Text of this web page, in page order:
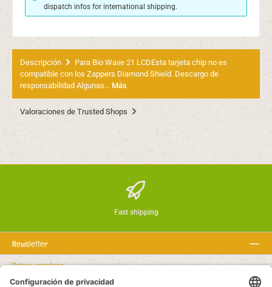
dispatch infos for international shipping.
Descripción
Para Bio Wave 21 LCDEsta tarjeta chip no es
compatible con los Zappers Diamond Shield. Descargo de
responsabilidad Algunas… Más
Valoraciones de Trusted Shops
Fast shipping
Newsletter
Sobre nosotros